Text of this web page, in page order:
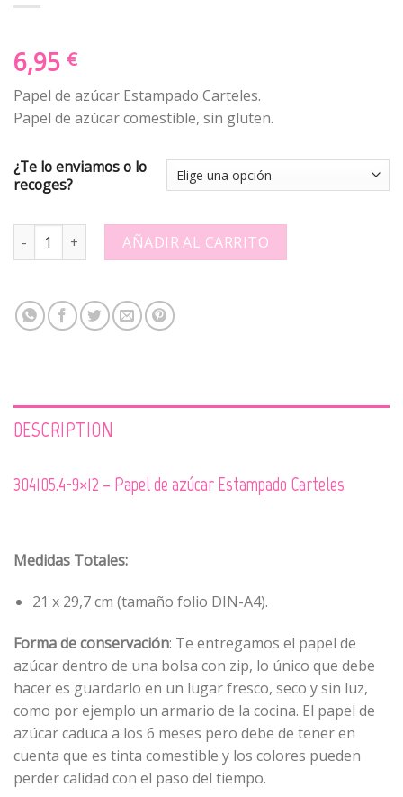
6,95 €
Papel de azúcar Estampado Carteles.
Papel de azúcar comestible, sin gluten.
¿Te lo enviamos o lo
recoges?
Papel de azúcar Estampado 304104. 9-6x8 quantity
AÑADIR AL CARRITO
DESCRIPTION
304105.4-9×12 – Papel de azúcar Estampado Carteles
Medidas Totales:
21 x 29,7 cm (tamaño folio DIN-A4).
Forma de conservación: Te entregamos el papel de
azúcar dentro de una bolsa con zip, lo único que debe
hacer es guardarlo en un lugar fresco, seco y sin luz,
como por ejemplo un armario de la cocina. El papel de
azúcar caduca a los 6 meses pero debe de tener en
cuenta que es tinta comestible y los colores pueden
perder calidad con el paso del tiempo.